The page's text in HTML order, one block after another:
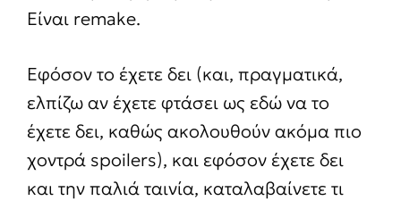
Είναι remake.
Εφόσον το έχετε δει (και, πραγματικά,
ελπίζω αν έχετε φτάσει ως εδώ να το
έχετε δει, καθώς ακολουθούν ακόμα πιο
χοντρά spoilers), και εφόσον έχετε δει
και την παλιά ταινία, καταλαβαίνετε τι